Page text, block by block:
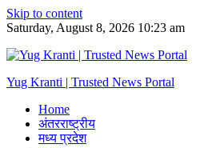
Skip to content
Saturday, August 8, 2026 10:23 am
Yug Kranti | Trusted News Portal
Home
अंतरराष्ट्रीय
मध्य प्रदेश